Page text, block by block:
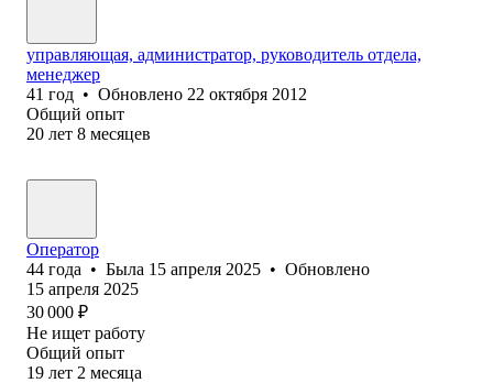
управляющая, администратор, руководитель отдела,
менеджер
41 год • Обновлено 22 октября 2012
Общий опыт
20 лет 8 месяцев
Оператор
44 года • Была 15 апреля 2025 • Обновлено
15 апреля 2025
30 000 ₽
Не ищет работу
Общий опыт
19 лет 2 месяца